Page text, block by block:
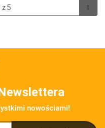
nowościami!